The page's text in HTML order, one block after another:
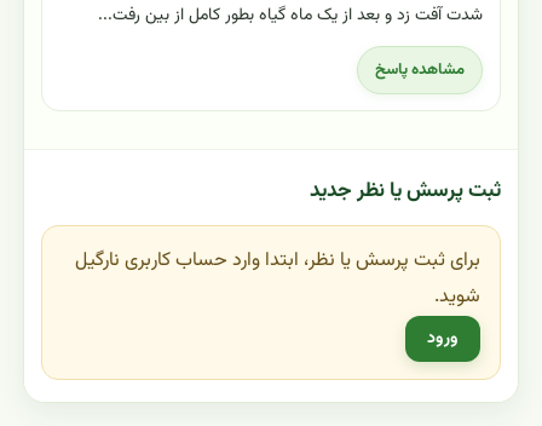
شدت آفت زد و بعد از یک ماه گیاه بطور کامل از بین رفت...
مشاهده پاسخ
ثبت پرسش یا نظر جدید
برای ثبت پرسش یا نظر، ابتدا وارد حساب کاربری نارگیل
شوید.
ورود